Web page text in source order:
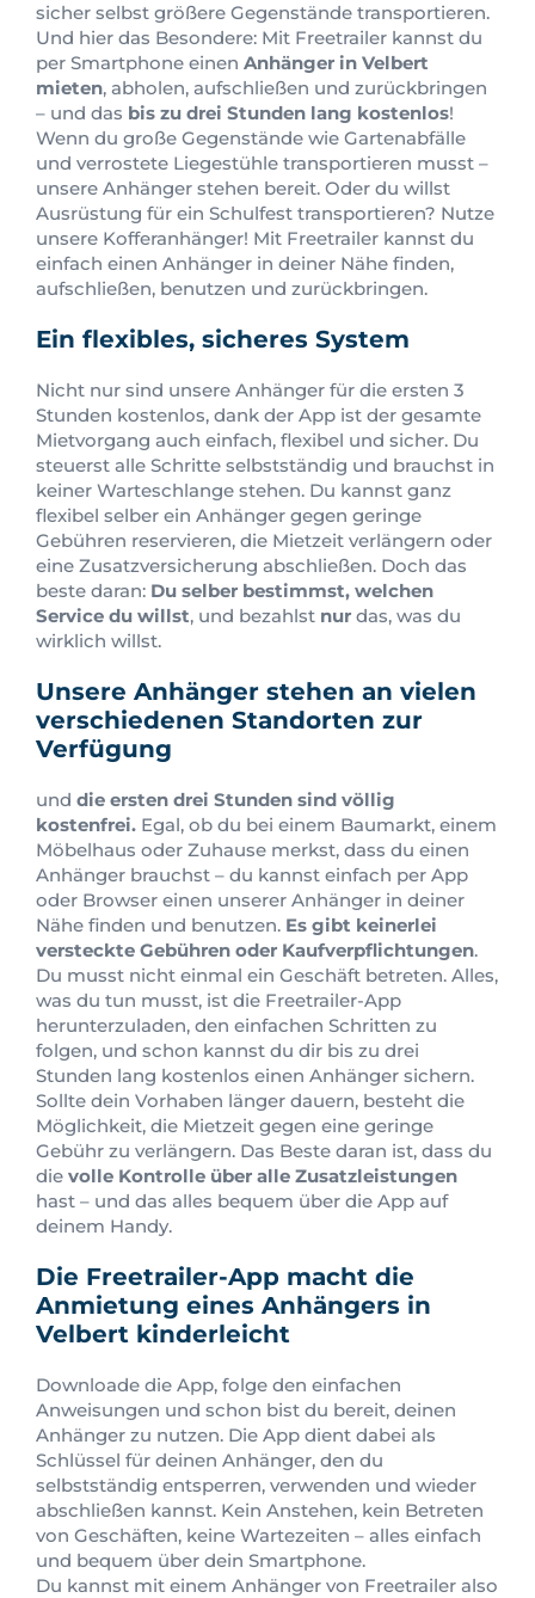
sicher selbst größere Gegenstände transportieren.
Und hier das Besondere: Mit Freetrailer kannst du
per Smartphone einen Anhänger in Velbert
mieten, abholen, aufschließen und zurückbringen
– und das bis zu drei Stunden lang kostenlos!
Wenn du große Gegenstände wie Gartenabfälle
und verrostete Liegestühle transportieren musst –
unsere Anhänger stehen bereit. Oder du willst
Ausrüstung für ein Schulfest transportieren? Nutze
unsere Kofferanhänger! Mit Freetrailer kannst du
einfach einen Anhänger in deiner Nähe finden,
aufschließen, benutzen und zurückbringen.
Ein flexibles, sicheres System
Nicht nur sind unsere Anhänger für die ersten 3
Stunden kostenlos, dank der App ist der gesamte
Mietvorgang auch einfach, flexibel und sicher. Du
steuerst alle Schritte selbstständig und brauchst in
keiner Warteschlange stehen. Du kannst ganz
flexibel selber ein Anhänger gegen geringe
Gebühren reservieren, die Mietzeit verlängern oder
eine Zusatzversicherung abschließen. Doch das
beste daran: Du selber bestimmst, welchen
Service du willst, und bezahlst nur das, was du
wirklich willst.
Unsere Anhänger stehen an vielen
verschiedenen Standorten zur
Verfügung
und die ersten drei Stunden sind völlig
kostenfrei. Egal, ob du bei einem Baumarkt, einem
Möbelhaus oder Zuhause merkst, dass du einen
Anhänger brauchst – du kannst einfach per App
oder Browser einen unserer Anhänger in deiner
Nähe finden und benutzen. Es gibt keinerlei
versteckte Gebühren oder Kaufverpflichtungen.
Du musst nicht einmal ein Geschäft betreten. Alles,
was du tun musst, ist die Freetrailer-App
herunterzuladen, den einfachen Schritten zu
folgen, und schon kannst du dir bis zu drei
Stunden lang kostenlos einen Anhänger sichern.
Sollte dein Vorhaben länger dauern, besteht die
Möglichkeit, die Mietzeit gegen eine geringe
Gebühr zu verlängern. Das Beste daran ist, dass du
die volle Kontrolle über alle Zusatzleistungen
hast – und das alles bequem über die App auf
deinem Handy.
Die Freetrailer-App macht die
Anmietung eines Anhängers in
Velbert kinderleicht
Downloade die App, folge den einfachen
Anweisungen und schon bist du bereit, deinen
Anhänger zu nutzen. Die App dient dabei als
Schlüssel für deinen Anhänger, den du
selbstständig entsperren, verwenden und wieder
abschließen kannst. Kein Anstehen, kein Betreten
von Geschäften, keine Wartezeiten – alles einfach
und bequem über dein Smartphone.
Du kannst mit einem Anhänger von Freetrailer also